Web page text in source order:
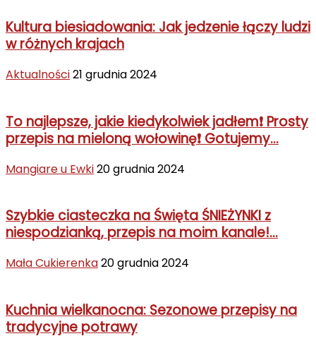
Kultura biesiadowania: Jak jedzenie łączy ludzi
w różnych krajach
Aktualności21 grudnia 2024
To najlepsze, jakie kiedykolwiek jadłem❗ Prosty
przepis na mieloną wołowinę❗ Gotujemy...
Mangiare u Ewki20 grudnia 2024
Szybkie ciasteczka na Święta ŚNIEŻYNKI z
niespodzianką, przepis na moim kanale!...
Mała Cukierenka20 grudnia 2024
Kuchnia wielkanocna: Sezonowe przepisy na
tradycyjne potrawy